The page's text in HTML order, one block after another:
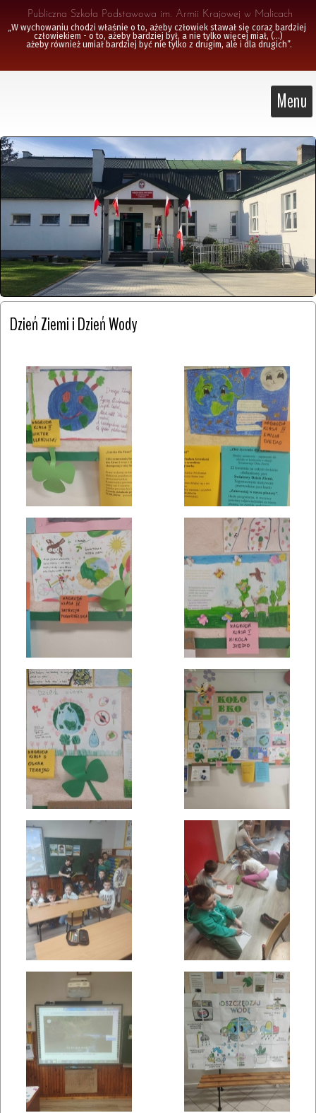
Publiczna Szkoła Podstawowa im. Armii Krajowej w Malicach
„W wychowaniu chodzi właśnie o to, ażeby człowiek stawał się coraz bardziej
człowiekiem - o to, ażeby bardziej był, a nie tylko więcej miał, (...)
ażeby również umiał bardziej być nie tylko z drugim, ale i dla drugich”.
Menu
Dzień Ziemi i Dzień Wody